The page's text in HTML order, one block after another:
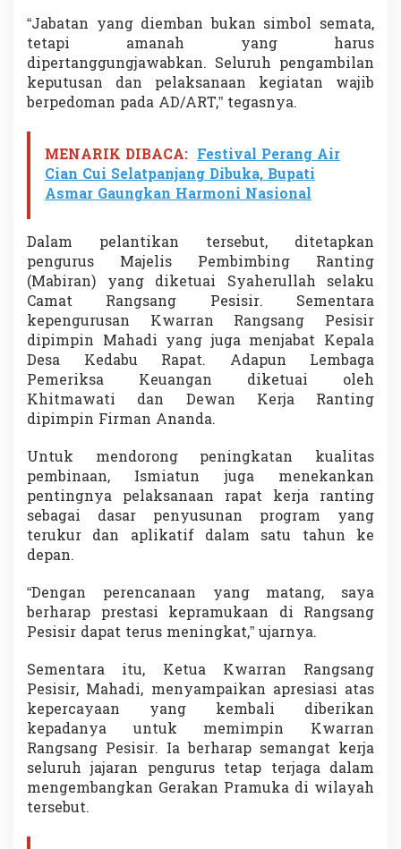
r
e
s
r
a
K
e
c
a
m
a
t
a
M
B
a
k
i
“Jabatan yang diemban bukan simbol semata,
tetapi amanah yang harus
dipertanggungjawabkan. Seluruh pengambilan
keputusan dan pelaksanaan kegiatan wajib
berpedoman pada AD/ART,” tegasnya.
MENARIK DIBACA: Festival Perang Air
Cian Cui Selatpanjang Dibuka, Bupati
Asmar Gaungkan Harmoni Nasional
Dalam pelantikan tersebut, ditetapkan
pengurus Majelis Pembimbing Ranting
(Mabiran) yang diketuai Syaherullah selaku
Camat Rangsang Pesisir. Sementara
kepengurusan Kwarran Rangsang Pesisir
dipimpin Mahadi yang juga menjabat Kepala
Desa Kedabu Rapat. Adapun Lembaga
Pemeriksa Keuangan diketuai oleh
Khitmawati dan Dewan Kerja Ranting
dipimpin Firman Ananda.
Untuk mendorong peningkatan kualitas
pembinaan, Ismiatun juga menekankan
pentingnya pelaksanaan rapat kerja ranting
sebagai dasar penyusunan program yang
terukur dan aplikatif dalam satu tahun ke
depan.
“Dengan perencanaan yang matang, saya
berharap prestasi kepramukaan di Rangsang
Pesisir dapat terus meningkat,” ujarnya.
Sementara itu, Ketua Kwarran Rangsang
Pesisir, Mahadi, menyampaikan apresiasi atas
kepercayaan yang kembali diberikan
kepadanya untuk memimpin Kwarran
Rangsang Pesisir. Ia berharap semangat kerja
seluruh jajaran pengurus tetap terjaga dalam
mengembangkan Gerakan Pramuka di wilayah
tersebut.